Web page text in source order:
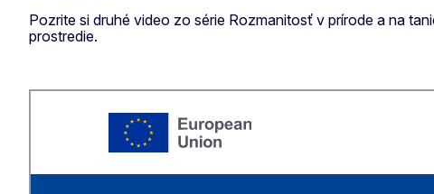
Pozrite si druhé video zo série Rozmanitosť v prírode a na
prostredie.